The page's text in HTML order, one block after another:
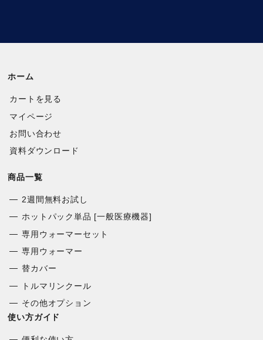
ホーム
カートを見る
マイページ
お問い合わせ
資料ダウンロード
商品一覧
2週間無料お試し
ホットパック単品 [一般医療機器]
専用ウォーマーセット
専用ウォーマー
替カバー
トルマリンクール
その他オプション
使い方ガイド